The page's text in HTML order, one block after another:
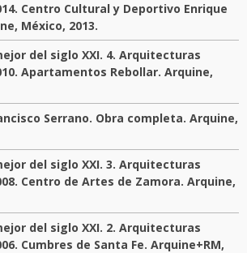
Centro Cultural y Deportivo Enrique
México, 2013.
del siglo XXI. 4. Arquitecturas
Apartamentos Rebollar. Arquine,
Serrano. Obra completa. Arquine,
del siglo XXI. 3. Arquitecturas
Centro de Artes de Zamora. Arquine,
del siglo XXI. 2. Arquitecturas
Cumbres de Santa Fe. Arquine+RM,